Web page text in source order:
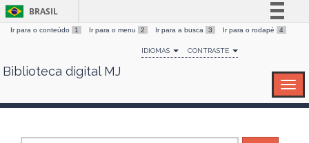
Skip
BRASIL
Simplifique!
Comunica BR
Canais
Ir para o conteúdo 1 Ir para o menu 2 Ir para a busca 3 Ir para o rodapé 4
IDIOMAS CONTRASTE
Biblioteca digital MJ